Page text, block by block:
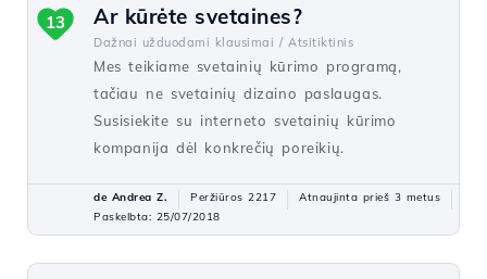
Ar kūrėte svetaines?
Dažnai užduodami klausimai / Atsitiktinis
Mes teikiame svetainių kūrimo programą,
tačiau ne svetainių dizaino paslaugas.
Susisiekite su interneto svetainių kūrimo
kompanija dėl konkrečių poreikių.
13
de Andrea Z. Peržiūros 2217
Atnaujinta prieš 3 metus
Paskelbta: 25/07/2018